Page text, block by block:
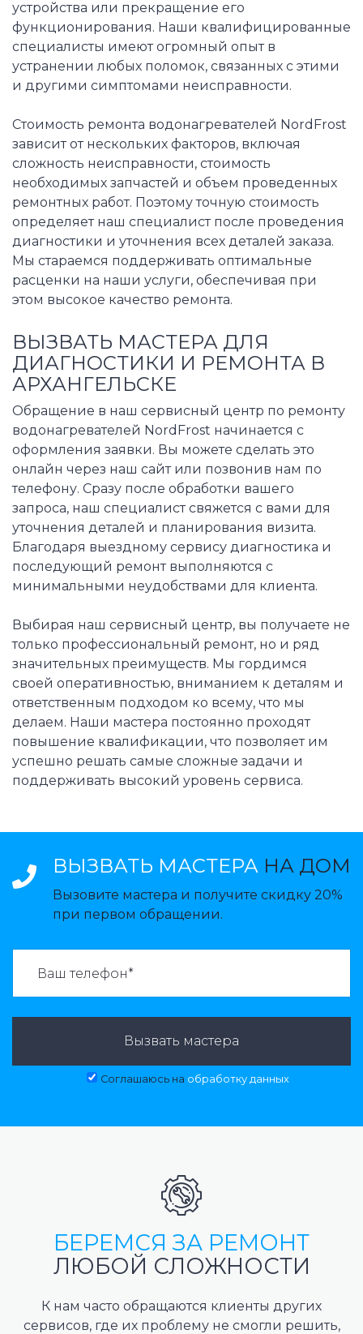
устройства или прекращение его
функционирования. Наши квалифицированные
специалисты имеют огромный опыт в
устранении любых поломок, связанных с этими
и другими симптомами неисправности.
Стоимость ремонта водонагревателей NordFrost
зависит от нескольких факторов, включая
сложность неисправности, стоимость
необходимых запчастей и объем проведенных
ремонтных работ. Поэтому точную стоимость
определяет наш специалист после проведения
диагностики и уточнения всех деталей заказа.
Мы стараемся поддерживать оптимальные
расценки на наши услуги, обеспечивая при
этом высокое качество ремонта.
ВЫЗВАТЬ МАСТЕРА ДЛЯ
ДИАГНОСТИКИ И РЕМОНТА В
АРХАНГЕЛЬСКЕ
Обращение в наш сервисный центр по ремонту
водонагревателей NordFrost начинается с
оформления заявки. Вы можете сделать это
онлайн через наш сайт или позвонив нам по
телефону. Сразу после обработки вашего
запроса, наш специалист свяжется с вами для
уточнения деталей и планирования визита.
Благодаря выездному сервису диагностика и
последующий ремонт выполняются с
минимальными неудобствами для клиента.
Выбирая наш сервисный центр, вы получаете не
только профессиональный ремонт, но и ряд
значительных преимуществ. Мы гордимся
своей оперативностью, вниманием к деталям и
ответственным подходом ко всему, что мы
делаем. Наши мастера постоянно проходят
повышение квалификации, что позволяет им
успешно решать самые сложные задачи и
поддерживать высокий уровень сервиса.
ВЫЗВАТЬ МАСТЕРА НА ДОМ
Вызовите мастера и получите скидку 20%
при первом обращении.
Вызвать мастера
Соглашаюсь на обработку данных
БЕРЕМСЯ ЗА РЕМОНТ
ЛЮБОЙ СЛОЖНОСТИ
К нам часто обращаются клиенты других
сервисов, где их проблему не смогли решить,